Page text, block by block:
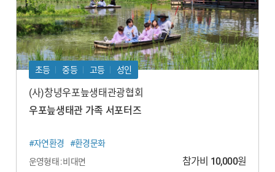
초등 중등 고등 성인
(사)창녕우포늪생태관광협회
우포늪생태관 가족 서포터즈
#자연환경
#환경문화
운영형태 : 비대면
참가비 10,000원